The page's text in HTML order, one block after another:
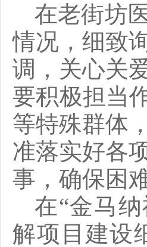
在老街坊
情况，细致
调，关心关
要积极担当
等特殊群体
准落实好各
事，确保困
在“金马纳
解项目建设